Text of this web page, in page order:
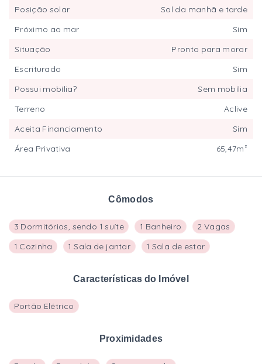
Cômodos
3 Dormitórios, sendo 1 suíte 1 Banheiro
2 Vagas
1 Cozinha
1 Sala de jantar 1 Sala de estar
Características do Imóvel
Portão Elétrico
Proximidades
Posição solar
Sol da manhã e tarde
Próximo ao mar
Sim
Situação
Pronto para morar
Escriturado
Sim
Possui mobília?
Sem mobília
Terreno
Aclive
Aceita Financiamento
Sim
Área Privativa
65,47m²